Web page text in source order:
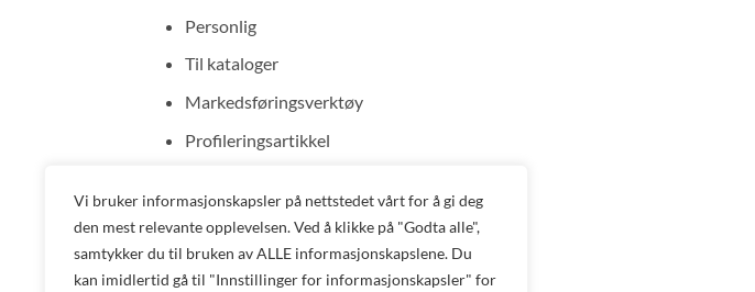
Vi bruker informasjonskapsler på nettstedet vårt for å gi deg
den mest relevante opplevelsen. Ved å klikke på "Godta alle",
samtykker du til bruken av ALLE informasjonskapslene. Du
kan imidlertid gå til "Innstillinger for informasjonskapsler" for
Personlig
Til kataloger
Markedsføringsverktøy
Profileringsartikkel
Gaveartikkel
Salgsvare